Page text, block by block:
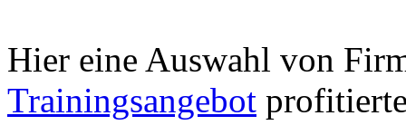
Hier eine Auswahl von
Trainingsangebot